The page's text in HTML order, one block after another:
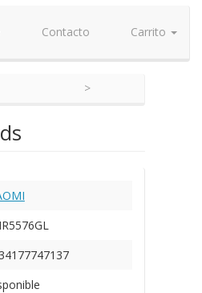
Contacto Carrito